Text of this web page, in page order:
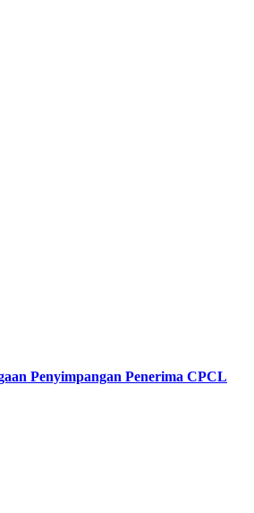
Penyimpangan Penerima CPCL